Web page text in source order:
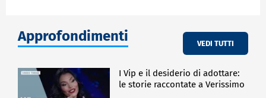
Approfondimenti VEDI TUTTI
I Vip e il desiderio di adottare:
le storie raccontate a Verissimo